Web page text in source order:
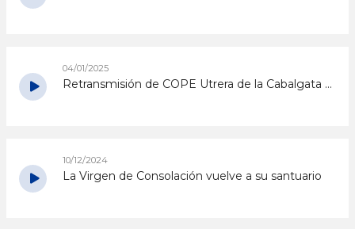
04/01/2025
Retransmisión de COPE Utrera de la Cabalgata de los Reyes Magos 2025
10/12/2024
La Virgen de Consolación vuelve a su santuario